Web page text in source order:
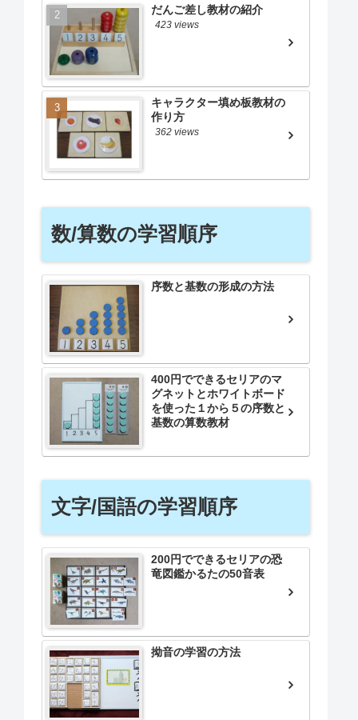
だんご差し教材の紹介
423 views
キャラクター填め板教材の
作り方
362 views
数/算数の学習順序
序数と基数の形成の方法
400円でできるセリアのマ
グネットとホワイトボード
を使った１から５の序数と
基数の算数教材
文字/国語の学習順序
200円でできるセリアの恐
竜図鑑かるたの50音表
拗音の学習の方法